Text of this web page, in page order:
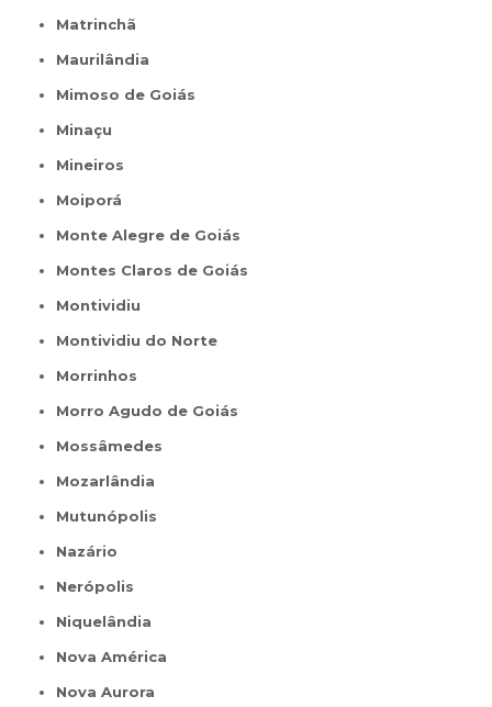
Matrinchã
Maurilândia
Mimoso de Goiás
Minaçu
Mineiros
Moiporá
Monte Alegre de Goiás
Montes Claros de Goiás
Montividiu
Montividiu do Norte
Morrinhos
Morro Agudo de Goiás
Mossâmedes
Mozarlândia
Mutunópolis
Nazário
Nerópolis
Niquelândia
Nova América
Nova Aurora